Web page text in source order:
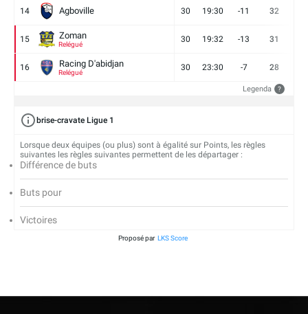
14 Agboville 30 19:30 -11 32
15 Zoman
Relégué
30 19:32 -13 31
16 Racing D'abidjan
Relégué
30 23:30 -7 28
Legenda ?
brise-cravate Ligue 1
Lorsque deux équipes (ou plus) sont à égalité sur Points, les règles
suivantes les règles suivantes permettent de les départager :
Différence de buts
Buts pour
Victoires
Proposé par LKS Score